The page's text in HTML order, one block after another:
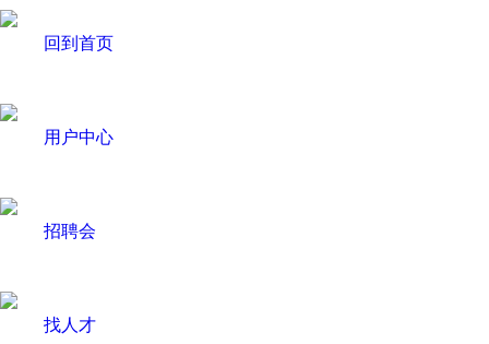
回到首页
用户中心
招聘会
找人才